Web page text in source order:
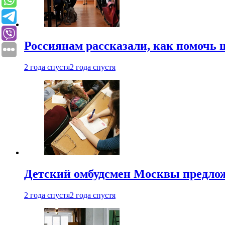
Россиянам рассказали, как
2 года спустя2 года спустя
Детский омбудсмен Москвы
2 года спустя2 года спустя